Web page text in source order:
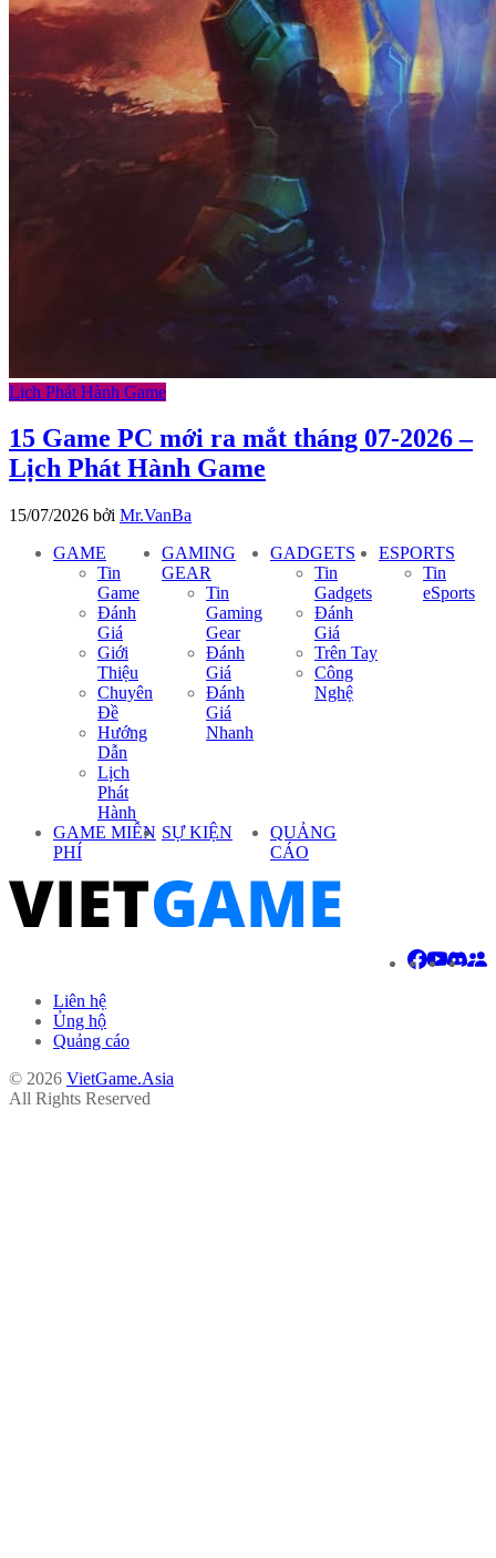
Lịch Phát Hành Game
15 Game PC mới ra mắt tháng 07-2026 –
Lịch Phát Hành Game
15/07/2026 bởi Mr.VanBa
GAME
Tin
Game
Đánh
Giá
Giới
Thiệu
Chuyên
Đề
Hướng
Dẫn
Lịch
Phát
Hành
GAMING
GEAR
Tin
Gaming
Gear
Đánh
Giá
Đánh
Giá
Nhanh
GADGETS
Tin
Gadgets
Đánh
Giá
Trên Tay
Công
Nghệ
ESPORTS
Tin
eSports
GAME MIỄN
PHÍ
SỰ KIỆN
QUẢNG
CÁO
Liên hệ
Ủng hộ
Quảng cáo
© 2026 VietGame.Asia
All Rights Reserved